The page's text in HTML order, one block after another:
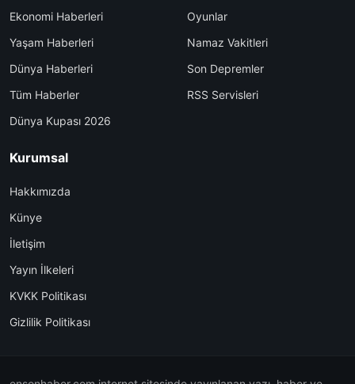
Ekonomi Haberleri
Yaşam Haberleri
Dünya Haberleri
Tüm Haberler
Dünya Kupası 2026
Oyunlar
Namaz Vakitleri
Son Depremler
RSS Servisleri
Kurumsal
Hakkımızda
Künye
İletişim
Yayın İlkeleri
KVKK Politikası
Gizlilik Politikası